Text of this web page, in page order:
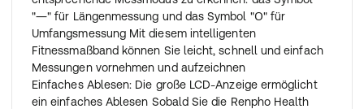
"―" für Längenmessung und das Symbol "О" für
Umfangsmessung Mit diesem intelligenten
Fitnessmaßband können Sie leicht, schnell und einfach
Messungen vornehmen und aufzeichnen
Einfaches Ablesen: Die große LCD-Anzeige ermöglicht
ein einfaches Ablesen Sobald Sie die Renpho Health